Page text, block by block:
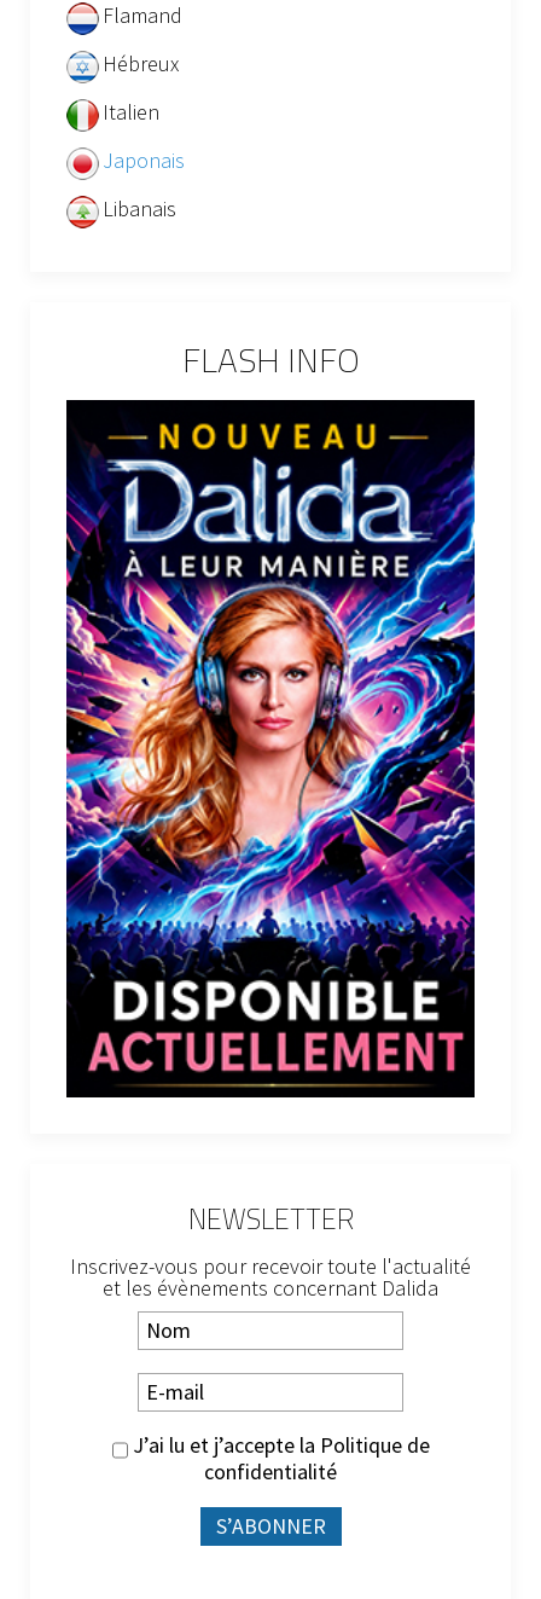
Flamand
Hébreux
Italien
Japonais
Libanais
FLASH INFO
NEWSLETTER
Inscrivez-vous pour recevoir toute l'actualité
et les évènements concernant Dalida
J’ai lu et j’accepte la Politique de
confidentialité